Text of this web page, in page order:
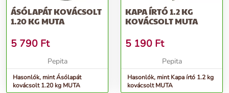
ÁSÓLAPÁT KOVÁCSOLT
1.20 KG MUTA
5 790 Ft
Pepita
Hasonlók, mint Ásólapát
kovácsolt 1.20 kg MUTA
KAPA ÍRTÓ 1.2 KG
KOVÁCSOLT MUTA
5 190 Ft
Pepita
Hasonlók, mint Kapa írtó 1.2 kg
kovácsolt MUTA